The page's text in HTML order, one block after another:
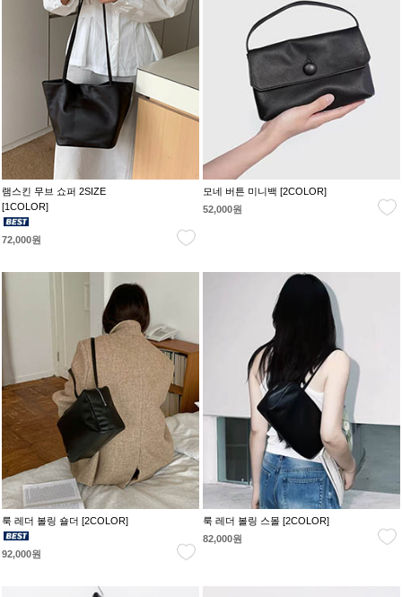
램스킨 무브 쇼퍼 2SIZE
[1COLOR]
72,000원
모네 버튼 미니백 [2COLOR]
52,000원
룩 레더 볼링 숄더 [2COLOR]
92,000원
룩 레더 볼링 스몰 [2COLOR]
82,000원